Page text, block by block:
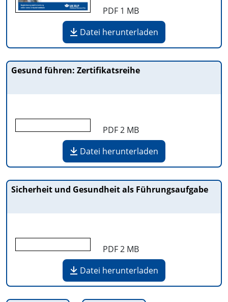
PDF 1 MB
Datei herunterladen
Gesund führen: Zertifikatsreihe
PDF2 MB
Datei herunterladen
Sicherheit und Gesundheit als Führungsaufgabe
PDF2 MB
Datei herunterladen